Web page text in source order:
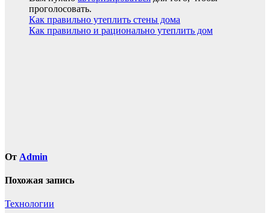
проголосовать.
Навигация
по
Как правильно утеплить стены дома
Как правильно и рационально утеплить дом
От Admin
Похожая запись
Технологии